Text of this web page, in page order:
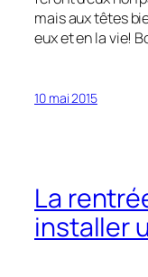
mais aux têtes
eux et en la vie!
10 mai 2015
La
installer